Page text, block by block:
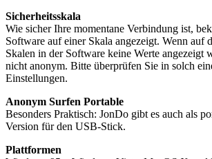
Sicherheitsskala
Wie sicher Ihre momentane Verbindung ist,
Software auf einer Skala angezeigt. Wenn auf
Skalen in der Software keine Werte angezeigt
nicht anonym. Bitte überprüfen Sie in solch
Einstellungen.
Anonym Surfen Portable
Besonders Praktisch: JonDo gibt es auch als
Version für den USB-Stick.
Plattformen